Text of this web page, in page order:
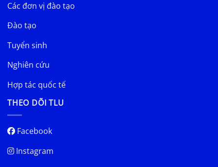
Các đơn vị đào tạo
Đào tạo
Tuyển sinh
Nghiên cứu
Hợp tác quốc tế
THEO DÕI TLU
Facebook
Instagram